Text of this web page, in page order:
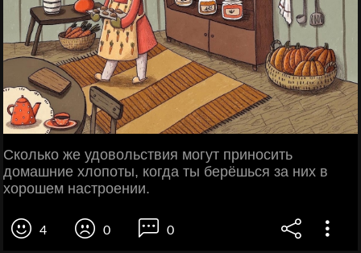
Сколько же удовольствия могут приносить
домашние хлопоты, когда ты берёшься за них в
хорошем настроении.
4 0 0